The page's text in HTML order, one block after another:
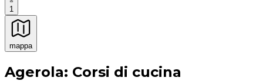
1
mappa
Esperienze culinarie indimenticabili: Esperienze
Agerola: Corsi di cucina